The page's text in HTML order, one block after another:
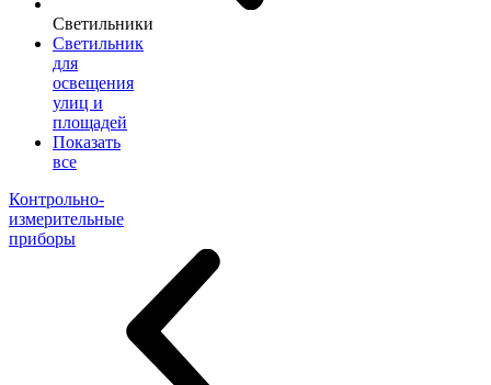
Светильники
Светильник
для
освещения
улиц и
площадей
Показать
все
Контрольно-
измерительные
приборы